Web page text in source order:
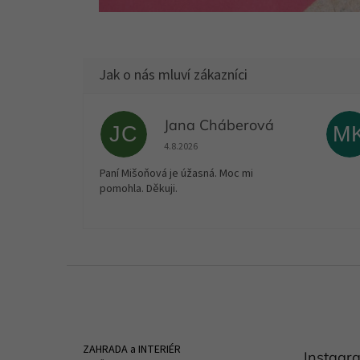
JC Jana Cháberová
Hodnocení obchodu je 5 z 5 hvězdiček.
4.8.2026
Paní Mišoňová je úžasná. Moc mi
pomohla. Děkuji.
ZAHRADA a INTERIÉR